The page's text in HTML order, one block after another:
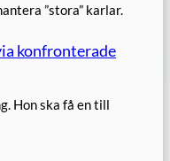
”stora” karlar.
konfronterade
Hon ska få en till